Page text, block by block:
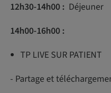
12h30-14h00 : Déjeuner
14h00-16h00 :
TP LIVE SUR PATIENT
- Partage et